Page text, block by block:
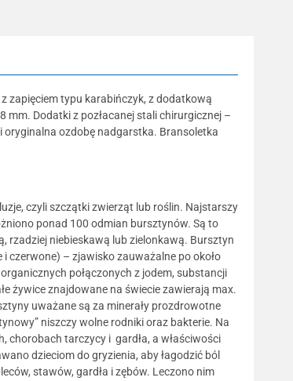
zapięciem typu karabińczyk, z dodatkową
Dodatki z pozłacanej stali chirurgicznej –
oryginalna ozdobę nadgarstka. Bransoletka
czyli szczątki zwierząt lub roślin. Najstarszy
ponad 100 odmian bursztynów. Są to
rzadziej niebieskawą lub zielonkawą. Bursztyn
czerwone) – zjawisko zauważalne po około
połączonych z jodem, substancji
żywice znajdowane na świecie zawierają max.
uważane są za minerały prozdrowotne
niszczy wolne rodniki oraz bakterie. Na
chorobach tarczycy i gardła, a właściwości
dzieciom do gryzienia, aby łagodzić ból
stawów, gardła i zębów. Leczono nim